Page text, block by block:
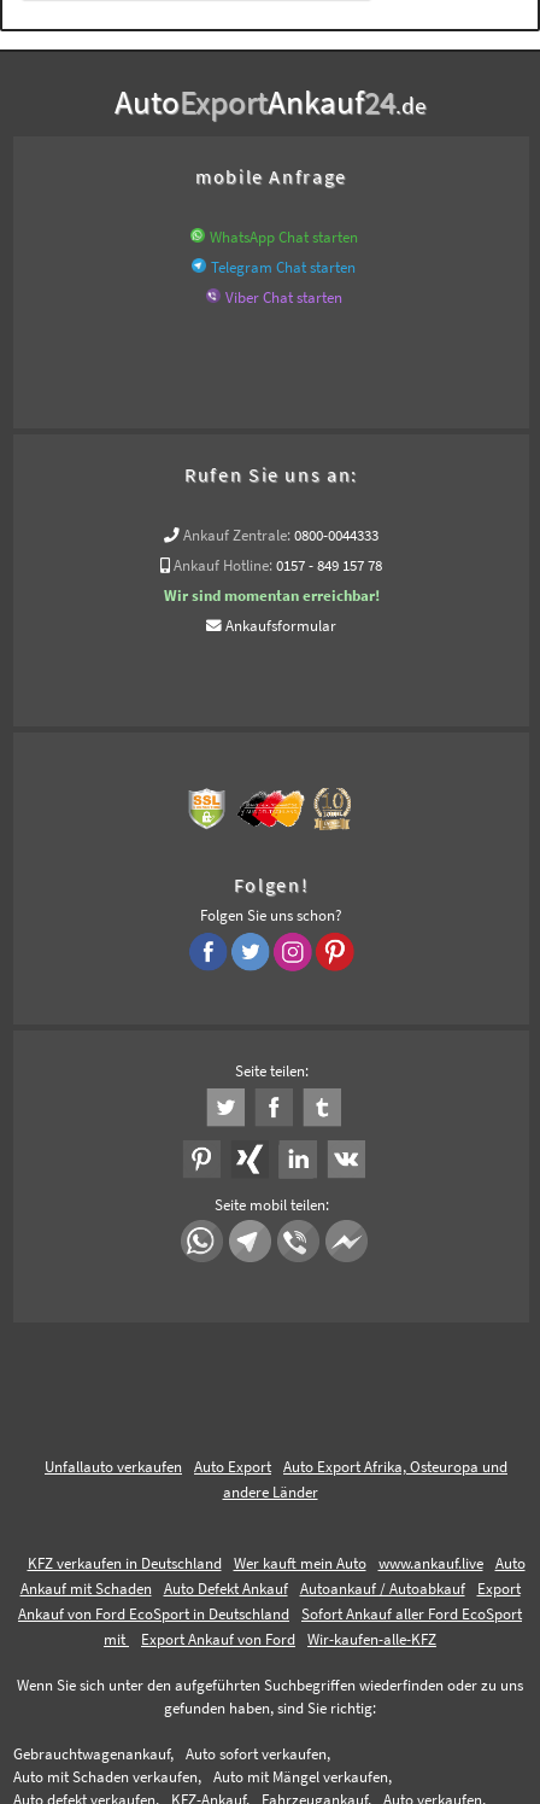
AutoExportAnkauf24.de
mobile Anfrage
WhatsApp Chat starten
Telegram Chat starten
Viber Chat starten
Rufen Sie uns an:
Ankauf Zentrale: 0800-0044333
Ankauf Hotline: 0157 - 849 157 78
Wir sind momentan erreichbar!
Ankaufsformular
Folgen!
Folgen Sie uns schon?
Seite teilen:
Seite mobil teilen:
Unfallauto verkaufen Auto Export
Auto Export Afrika, Osteuropa und
andere Länder
KFZ verkaufen in Deutschland Wer kauft mein Auto www.ankauf.live
Auto
Ankauf mit Schaden
Auto Defekt Ankauf Autoankauf / Autoabkauf
Export
Ankauf von Ford EcoSport in Deutschland
Sofort Ankauf aller Ford EcoSport
mit
Export Ankauf von Ford Wir-kaufen-alle-KFZ
Wenn Sie sich unter den aufgeführten Suchbegriffen wiederfinden oder zu uns
gefunden haben, sind Sie richtig:
Gebrauchtwagenankauf,
Auto sofort verkaufen,
Auto mit Schaden verkaufen,
Auto mit Mängel verkaufen,
Auto defekt verkaufen,
KFZ-Ankauf, Fahrzeugankauf, Auto verkaufen,